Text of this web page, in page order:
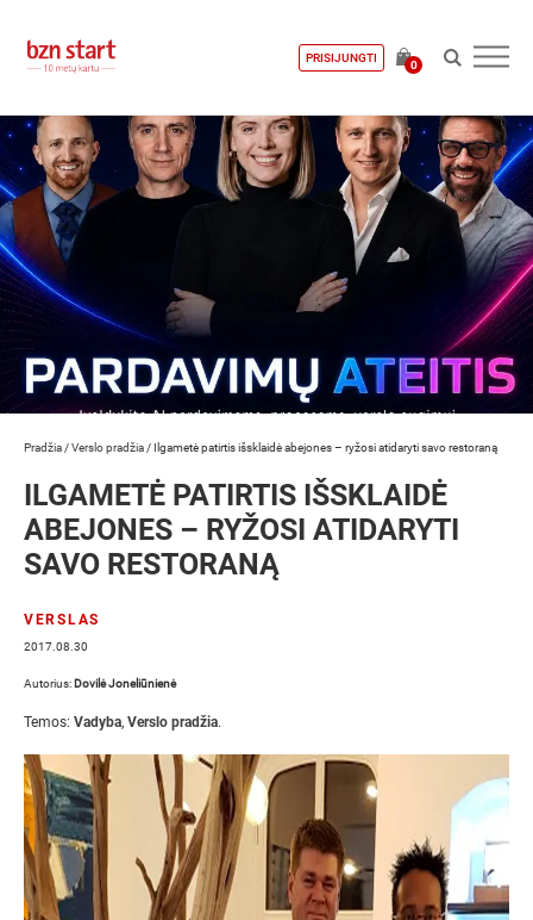
PRISIJUNGTI
0
Pradžia /Verslo pradžia / Ilgametė patirtis išsklaidė abejones – ryžosi atidaryti savo restoraną
ILGAMETĖ PATIRTIS IŠSKLAIDĖ
ABEJONES – RYŽOSI ATIDARYTI
SAVO RESTORANĄ
VERSLAS
2017.08.30
Autorius: Dovilė Joneliūnienė
Temos: Vadyba, Verslo pradžia.